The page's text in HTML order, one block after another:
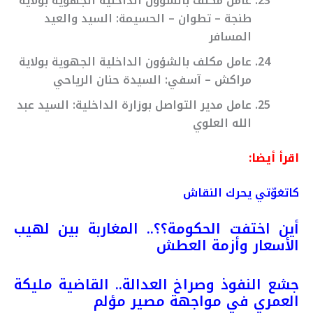
طنجة – تطوان – الحسيمة: السيد والعيد
المسافر
عامل مكلف بالشؤون الداخلية الجهوية بولاية
مراكش – آسفي: السيدة حنان الرياحي
عامل مدير التواصل بوزارة الداخلية: السيد عبد
الله العلوي
اقرأ أيضا:
كاتغوّتي يحرك النقاش
أين اختفت الحكومة؟؟.. المغاربة بين لهيب
الأسعار وأزمة العطش
جشع النفوذ وصراخ العدالة.. القاضية مليكة
العمري في مواجهة مصير مؤلم